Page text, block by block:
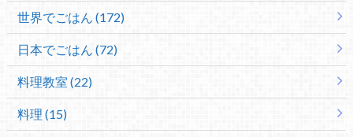
世界でごはん (172)
日本でごはん (72)
料理教室 (22)
料理 (15)